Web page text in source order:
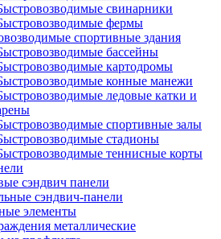
свинарники
фермы
спортивные здания
бассейны
картодромы
конные манежи
ледовые катки и
спортивные залы
стадионы
теннисные корты
сэндвич панели
сэндвич-панели
элементы
металлические